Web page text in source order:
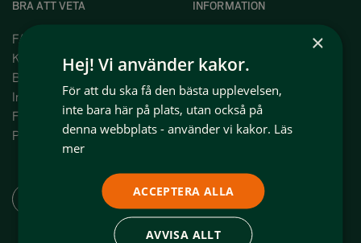
BRA ATT VETA
FAQ
Kundservice
Bokningsvillkor
Intergritetspolicy
Funäsfjällen idag
På plats i Funäsfjällen
INFORMATION
Om oss
Våra medlemmar
Jobba i Funäsfjällen
Hyr ut ditt boende med oss
Ladda ner appen "Spår och leder Funäsfjällen"
×
Hej! Vi använder kakor.
För att du ska få den bästa upplevelsen,
inte bara här på plats, utan också på
denna webbplats - använder vi kakor. Läs
mer
ACCEPTERA ALLA
AVVISA ALLT